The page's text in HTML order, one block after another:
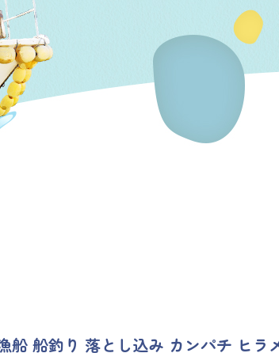
船 船釣り 落とし込み カンパチ ヒラ